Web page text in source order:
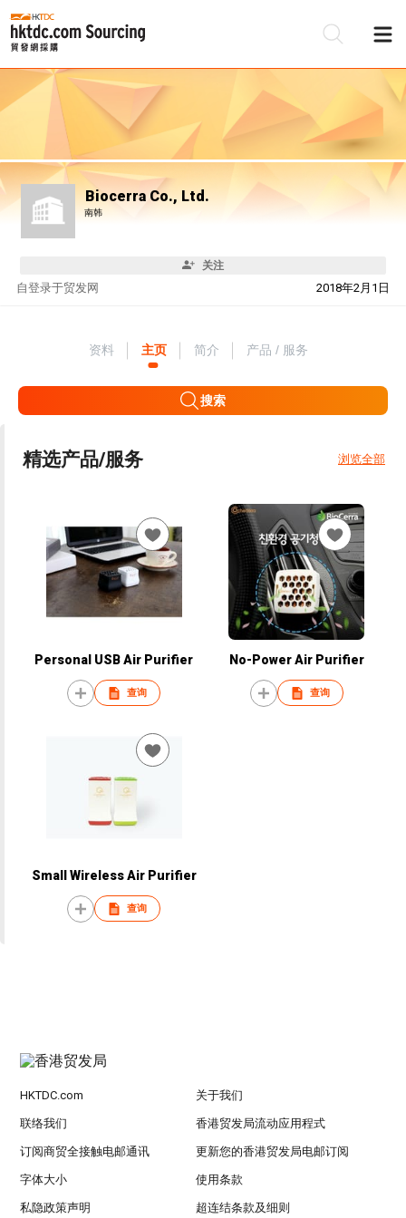
Biocerra Co., Ltd.
南韩
关注
自 2018年2月1日
登录于贸发网
资料 主页 简介 产品 / 服务
搜索
精选产品/服务 浏览全部
Personal USB Air Purifier
查询
No-Power Air Purifier
查询
Small Wireless Air Purifier
查询
HKTDC.com 关于我们
联络我们 香港贸发局流动应用程式
订阅商贸全接触电邮通讯 更新您的香港贸发局电邮订阅
字体大小 使用条款
私隐政策声明 超连结条款及细则